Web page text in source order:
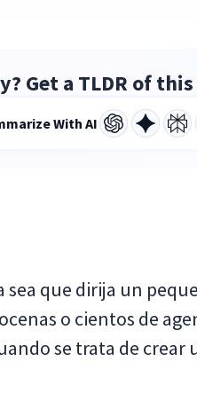
Get a TLDR of this
With AI
sea que dirija un
o cientos de
se trata de crear